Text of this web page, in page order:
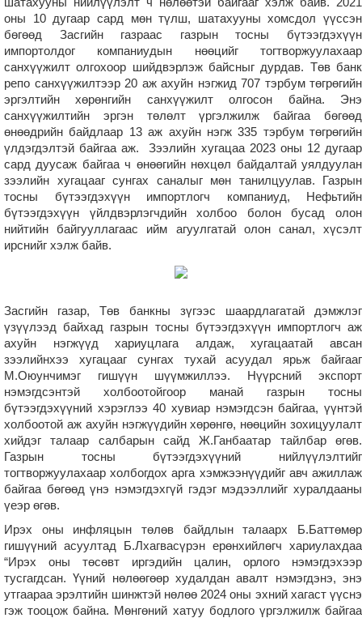
оны 10 дугаар сард мөн түлш, шатахууны хомсдол үүссэн
бөгөөд Засгийн газраас газрын тосны бүтээгдэхүүн
импортолдог компаниудын нөөцийг тогтворжуулахаар
санхүүжилт олгохоор шийдвэрлэж байсныг дурдав. Төв банк
репо санхүүжилтээр 20 аж ахуйн нэгжид 707 тэрбум төгрөгийн
эргэлтийн хөрөнгийн санхүүжилт олгосон байна. Энэ
санхүүжилтийн эргэн төлөлт үргэлжилж байгаа бөгөөд
өнөөдрийн байдлаар 13 аж ахуйн нэгж 335 тэрбум төгрөгийн
үлдэгдэлтэй байгаа аж. Зээлийн хугацаа 2023 оны 12 дугаар
сард дуусаж байгаа ч өнөөгийн нөхцөл байдалтай уялдуулан
зээлийн хугацааг сунгах саналыг мөн танилцуулав. Газрын
тосны бүтээгдэхүүн импортлогч компаниуд, Нефьтийн
бүтээгдэхүүн үйлдвэрлэгчдийн холбоо болон бусад олон
нийтийн байгууллагаас ийм агуулгатай олон санал, хүсэлт
ирснийг хэлж байв.
Засгийн газар, Төв банкны зүгээс шаардлагатай дэмжлэг
үзүүлээд байхад газрын тосны бүтээгдэхүүн импортлогч аж
ахуйн нэгжүүд хариуцлага алдаж, хугацаатай авсан
зээлийнхээ хугацааг сунгах тухай асуудал ярьж байгааг
М.Оюунчимэг гишүүн шүүмжиллээ. Нүүрсний экспорт
нэмэгдсэнтэй холбоотойгоор манай газрын тосны
бүтээгдэхүүний хэрэглээ 40 хувиар нэмэгдсэн байгаа, үүнтэй
холбоотой аж ахуйн нэгжүүдийн хөрөнгө, нөөцийн зохицуулалт
хийдэг талаар салбарын сайд Ж.Ганбаатар тайлбар өгөв.
Газрын тосны бүтээгдэхүүний нийлүүлэлтийг
тогтворжуулахаар холбогдох арга хэмжээнүүдийг авч ажиллаж
байгаа бөгөөд үнэ нэмэгдэхгүй гэдэг мэдээллийг хуралдааны
үеэр өгөв.
Ирэх оны инфляцын төлөв байдлын талаарх Б.Баттөмөр
гишүүний асуултад Б.Лхагвасүрэн ерөнхийлөгч хариулахдаа
“Ирэх оны төсөвт иргэдийн цалин, орлого нэмэгдэхээр
тусгагдсан. Үүний нөлөөгөөр худалдан авалт нэмэгдэнэ, энэ
утгаараа эрэлтийн шинжтэй нөлөө 2024 оны эхний хагаст үүснэ
гэж тооцож байна. Мөнгөний хатуу бодлого үргэлжилж байгаа